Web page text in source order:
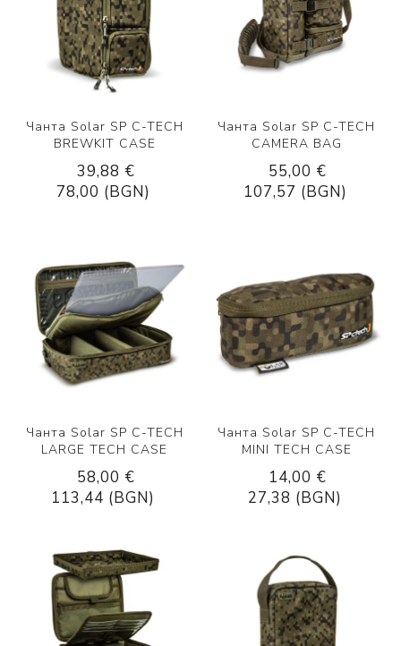
Чанта Solar SP C-TECH
BREWKIT CASE
39,88 €
78,00 (BGN)
Чанта Solar SP C-TECH
CAMERA BAG
55,00 €
107,57 (BGN)
Чанта Solar SP C-TECH
LARGE TECH CASE
58,00 €
113,44 (BGN)
Чанта Solar SP C-TECH
MINI TECH CASE
14,00 €
27,38 (BGN)